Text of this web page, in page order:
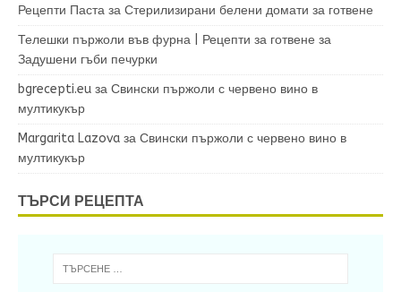
Рецепти Паста за Стерилизирани белени домати за готвене
Телешки пържоли във фурна | Рецепти за готвене за
Задушени гъби печурки
bgrecepti.eu за Свински пържоли с червено вино в
мултикукър
Margarita Lazova за Свински пържоли с червено вино в
мултикукър
ТЪРСИ РЕЦЕПТА